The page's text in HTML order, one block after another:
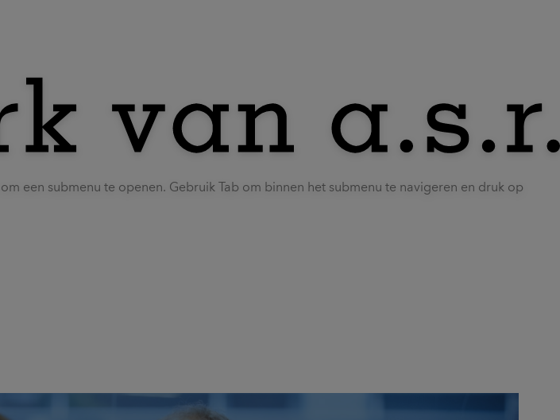
een submenu te openen. Gebruik Tab om binnen het submenu te navigeren en druk op